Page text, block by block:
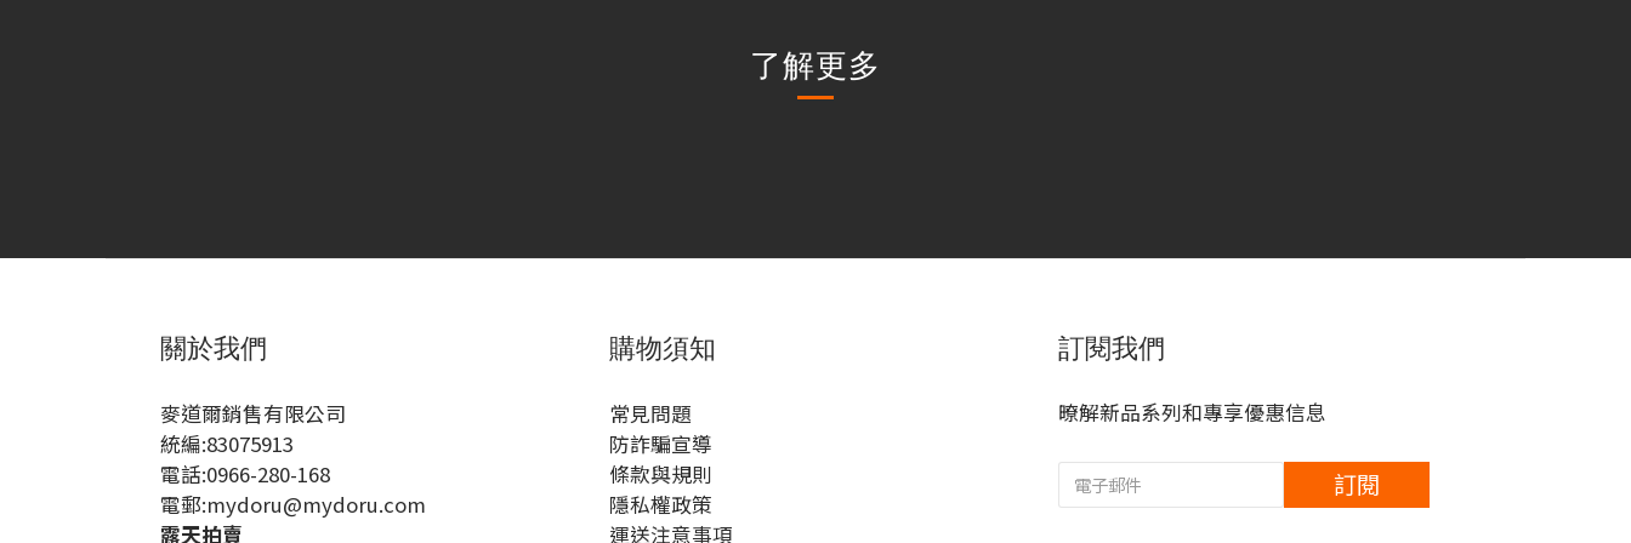
了解更多
關於我們
麥道爾銷售有限公司
統編:83075913
電話:0966-280-168
電郵:mydoru@mydoru.com
露天拍賣
購物須知
常見問題
防詐騙宣導
條款與規則
隱私權政策
運送注意事項
訂閱我們
暸解新品系列和專享優惠信息
訂閱